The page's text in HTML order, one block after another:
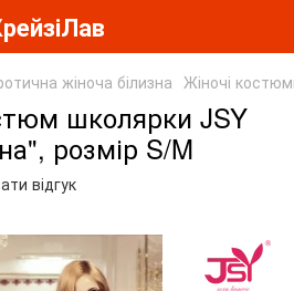
жіноча білизна Жіночі
школярки JSY
розмір S/M
відгук